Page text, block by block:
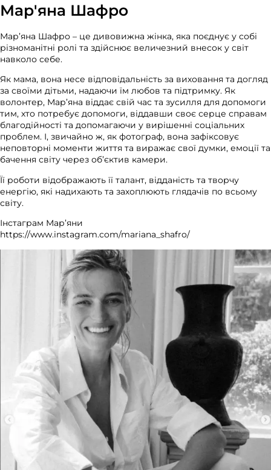
Мар'яна Шафро
Мар’яна Шафро – це дивовижна жінка, яка поєднує у собі
різноманітні ролі та здійснює величезний внесок у світ
навколо себе.
Як мама, вона несе відповідальність за виховання та догляд
за своїми дітьми, надаючи їм любов та підтримку. Як
волонтер, Мар’яна віддає свій час та зусилля для допомоги
тим, хто потребує допомоги, віддавши своє серце справам
благодійності та допомагаючи у вирішенні соціальних
проблем. І, звичайно ж, як фотограф, вона зафіксовує
неповторні моменти життя та виражає свої думки, емоції та
бачення світу через об’єктив камери.
Її роботи відображають її талант, відданість та творчу
енергію, які надихають та захоплюють глядачів по всьому
світу.
Інстаграм Мар’яни
https://www.instagram.com/mariana_shafro/